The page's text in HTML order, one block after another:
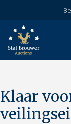
Klaar